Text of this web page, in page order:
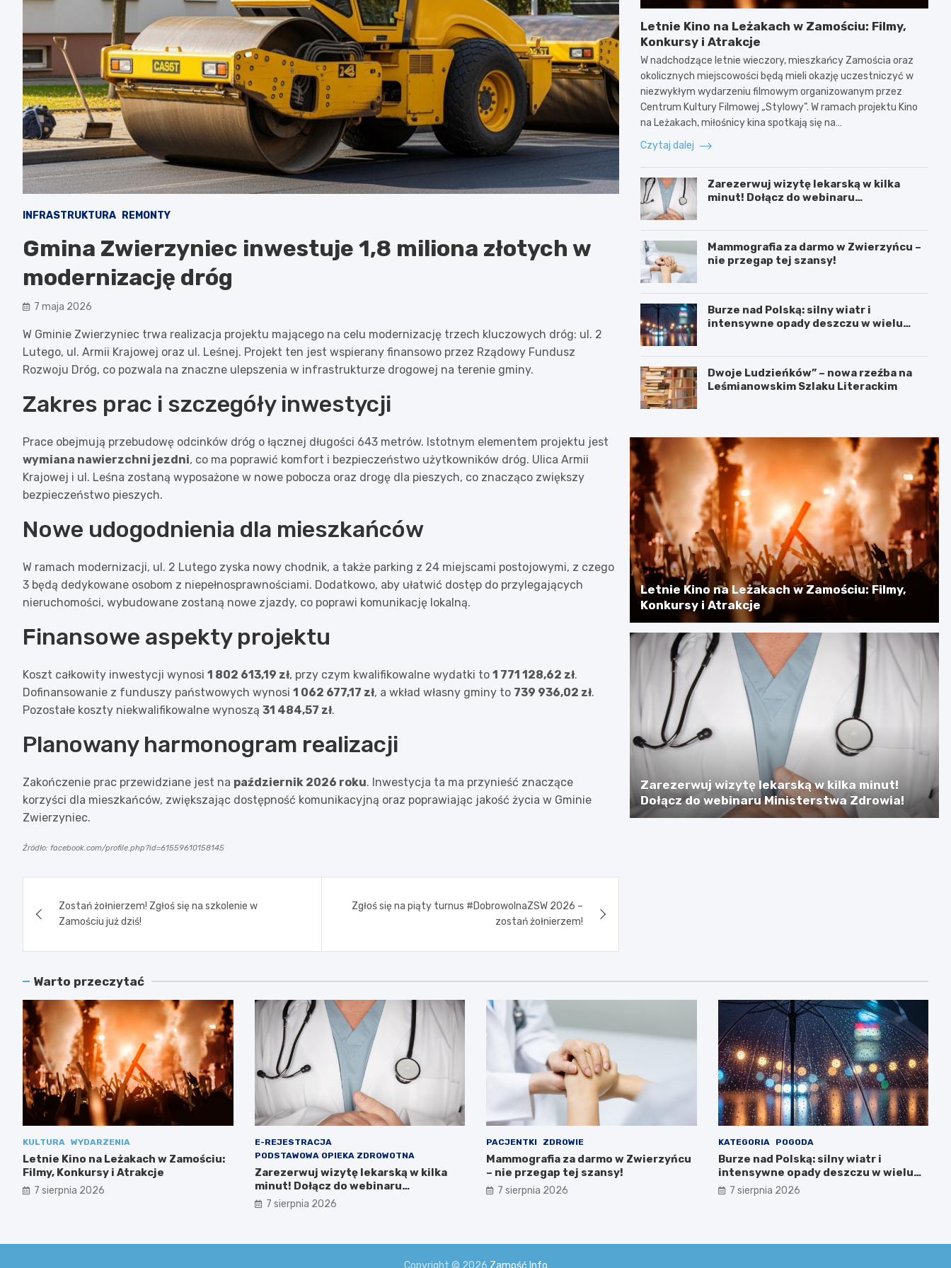
INFRASTRUKTURA REMONTY
Gmina Zwierzyniec inwestuje 1,8 miliona złotych w
modernizację dróg
7 maja 2026
W Gminie Zwierzyniec trwa realizacja projektu mającego na celu modernizację trzech kluczowych dróg: ul. 2
Lutego, ul. Armii Krajowej oraz ul. Leśnej. Projekt ten jest wspierany finansowo przez Rządowy Fundusz
Rozwoju Dróg, co pozwala na znaczne ulepszenia w infrastrukturze drogowej na terenie gminy.
Zakres prac i szczegóły inwestycji
Prace obejmują przebudowę odcinków dróg o łącznej długości 643 metrów. Istotnym elementem projektu jest
wymiana nawierzchni jezdni, co ma poprawić komfort i bezpieczeństwo użytkowników dróg. Ulica Armii
Krajowej i ul. Leśna zostaną wyposażone w nowe pobocza oraz drogę dla pieszych, co znacząco zwiększy
bezpieczeństwo pieszych.
Nowe udogodnienia dla mieszkańców
W ramach modernizacji, ul. 2 Lutego zyska nowy chodnik, a także parking z 24 miejscami postojowymi, z czego
3 będą dedykowane osobom z niepełnosprawnościami. Dodatkowo, aby ułatwić dostęp do przylegających
nieruchomości, wybudowane zostaną nowe zjazdy, co poprawi komunikację lokalną.
Finansowe aspekty projektu
Koszt całkowity inwestycji wynosi 1 802 613,19 zł, przy czym kwalifikowalne wydatki to 1 771 128,62 zł.
Dofinansowanie z funduszy państwowych wynosi 1 062 677,17 zł, a wkład własny gminy to 739 936,02 zł.
Pozostałe koszty niekwalifikowalne wynoszą 31 484,57 zł.
Planowany harmonogram realizacji
Zakończenie prac przewidziane jest na październik 2026 roku. Inwestycja ta ma przynieść znaczące
korzyści dla mieszkańców, zwiększając dostępność komunikacyjną oraz poprawiając jakość życia w Gminie
Zwierzyniec.
Źródło: facebook.com/profile.php?id=61559610158145
wpisu
Zostań żołnierzem! Zgłoś się na szkolenie w
Zamościu już dziś!
Zgłoś się na piąty turnus #DobrowolnaZSW 2026 –
zostań żołnierzem!
Letnie Kino na Leżakach w Zamościu: Filmy,
Konkursy i Atrakcje
W nadchodzące letnie wieczory, mieszkańcy Zamościa oraz
okolicznych miejscowości będą mieli okazję uczestniczyć w
niezwykłym wydarzeniu filmowym organizowanym przez
Centrum Kultury Filmowej „Stylowy”. W ramach projektu Kino
na Leżakach, miłośnicy kina spotkają się na…
Czytaj dalej
Zarezerwuj wizytę lekarską w kilka
minut! Dołącz do webinaru
Mammografia za darmo w Zwierzyńcu –
nie przegap tej szansy!
Burze nad Polską: silny wiatr i
intensywne opady deszczu w wielu
Dwoje Ludzieńków” – nowa rzeźba na
Leśmianowskim Szlaku Literackim
Letnie Kino na Leżakach w Zamościu: Filmy,
Konkursy i Atrakcje
Zarezerwuj wizytę lekarską w kilka minut!
Dołącz do webinaru Ministerstwa Zdrowia!
Warto przeczytać
KULTURA WYDARZENIA
Letnie Kino na Leżakach w Zamościu:
Filmy, Konkursy i Atrakcje
7 sierpnia 2026
E-REJESTRACJA
PODSTAWOWA OPIEKA ZDROWOTNA
Zarezerwuj wizytę lekarską w kilka
minut! Dołącz do webinaru
Ministerstwa Zdrowia!
7 sierpnia 2026
PACJENTKI ZDROWIE
Mammografia za darmo w Zwierzyńcu
– nie przegap tej szansy!
7 sierpnia 2026
KATEGORIA POGODA
Burze nad Polską: silny wiatr i
intensywne opady deszczu w wielu
regionach
7 sierpnia 2026